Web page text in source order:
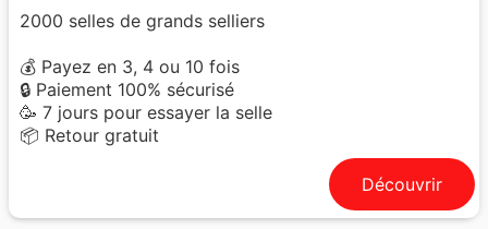
2000 selles de grands selliers
💰 Payez en 3, 4 ou 10 fois
🔒 Paiement 100% sécurisé
🥳 7 jours pour essayer la selle
📦 Retour gratuit
Découvrir